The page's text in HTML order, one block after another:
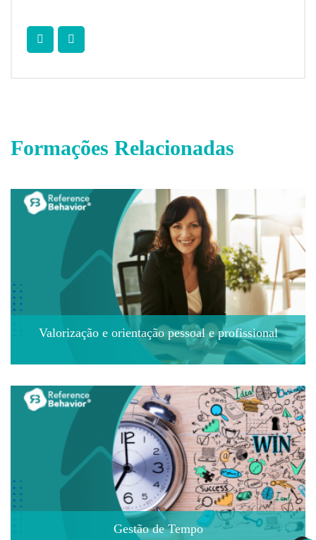
Formações Relacionadas
Valorização e orientação pessoal e profissional
Gestão de Tempo